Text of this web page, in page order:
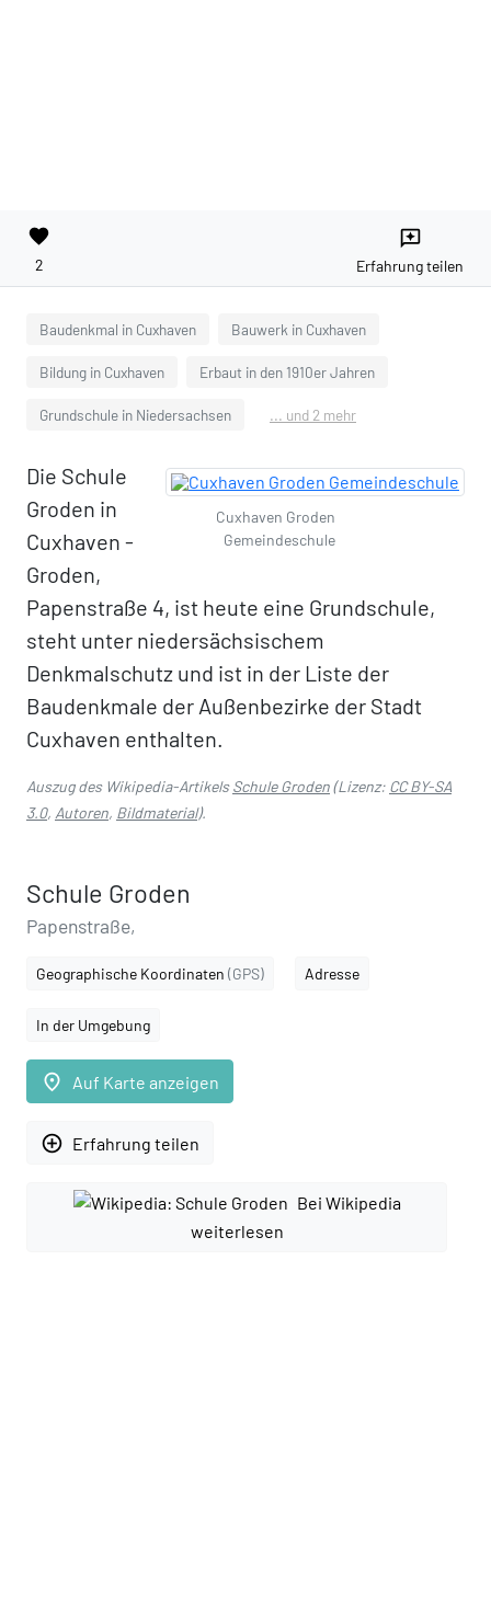
favorite
2
reviews
Erfahrung teilen
Baudenkmal in Cuxhaven Bauwerk in Cuxhaven
Bildung in Cuxhaven Erbaut in den 1910er Jahren
Grundschule in Niedersachsen ... und 2 mehr
Cuxhaven Groden
Gemeindeschule
Die Schule
Groden in
Cuxhaven -
Groden,
Papenstraße 4, ist heute eine Grundschule,
steht unter niedersächsischem
Denkmalschutz und ist in der Liste der
Baudenkmale der Außenbezirke der Stadt
Cuxhaven enthalten.
Auszug des Wikipedia-ArtikelsSchule Groden(Lizenz: CC BY-SA
3.0, Autoren, Bildmaterial).
Schule Groden
Papenstraße,
Geographische Koordinaten (GPS) Adresse
In der Umgebung
place Auf Karte anzeigen
add_circle_outline Erfahrung teilen
Bei Wikipedia
weiterlesen